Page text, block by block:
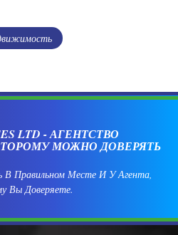
LTD - АГЕНТСТВО
МОЖНО ДОВЕРЯТЬ
Правильном Месте И У Агента,
Вы Доверяете.